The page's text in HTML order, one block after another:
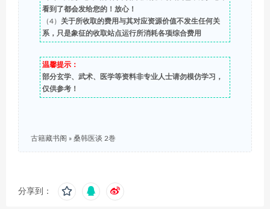
看到了都会发给您的！放心！
（4） 关于所收取的费用与其对应资源价值不发生任何关
系，只是象征的收取站点运行所消耗各项综合费用
温馨提示：
部分玄学、武术、医学等资料非专业人士请勿模仿学习，
仅供参考！
古籍藏书阁 » 桑韩医谈 2巻
分享到：